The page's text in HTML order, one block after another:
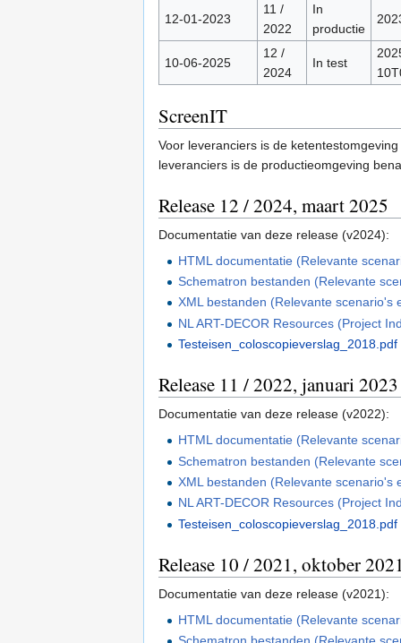
12-01-2023
11 /
2022
In
productie
10-06-2025
12 /
2024
In test
ScreenIT
Voor leveranciers is de
leveranciers is de productieomgeving
Release 12 / 2024, maart 2025
Documentatie van deze release (v2024):
HTML documentatie (Relevante
Schematron bestanden (Relevante
XML bestanden (Relevante
NL ART-DECOR Resources (Project
Testeisen_coloscopieverslag_2018.pdf
Release 11 / 2022, januari 2023
Documentatie van deze release (v2022):
HTML documentatie (Relevante
Schematron bestanden (Relevante
XML bestanden (Relevante
NL ART-DECOR Resources (Project
Testeisen_coloscopieverslag_2018.pdf
Release 10 / 2021, oktober
Documentatie van deze release (v2021):
HTML documentatie (Relevante